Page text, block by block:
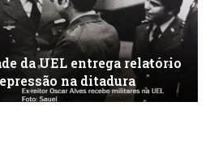
da UEL entrega relatório
na ditadura